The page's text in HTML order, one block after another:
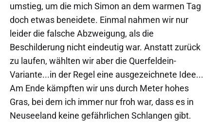
umstieg, um die mich Simon an dem warmen Tag
doch etwas beneidete. Einmal nahmen wir nur
leider die falsche Abzweigung, als die
Beschilderung nicht eindeutig war. Anstatt zurück
zu laufen, wählten wir aber die Querfeldein-
Variante...in der Regel eine ausgezeichnete Idee...
Am Ende kämpften wir uns durch Meter hohes
Gras, bei dem ich immer nur froh war, dass es in
Neuseeland keine gefährlichen Schlangen gibt.